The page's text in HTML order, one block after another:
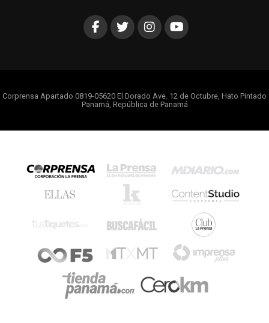
Corprensa Apartado 0819-05620 El Dorado Ave. 12 de Octubre, Hato Pintado
Panamá, República de Panamá